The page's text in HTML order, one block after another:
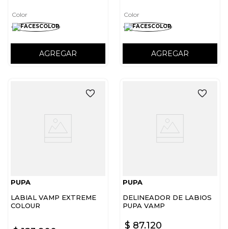
Color
AGREGAR
Color
AGREGAR
PUPA
LABIAL VAMP EXTREME
COLOUR
PUPA
DELINEADOR DE LABIOS
PUPA VAMP
$ 87.120